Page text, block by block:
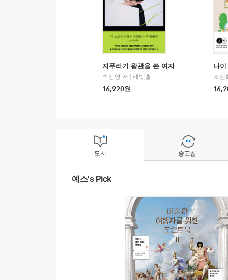
지푸라기 왕관을 쓴 여자
박상영 저
래빗홀
16,920원
나
조선
도서
예스's Pick
중고샵